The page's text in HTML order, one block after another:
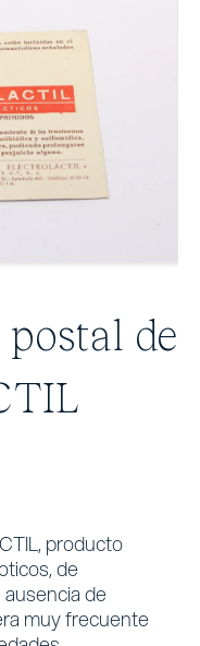
de
producto
de
de
muy frecuente